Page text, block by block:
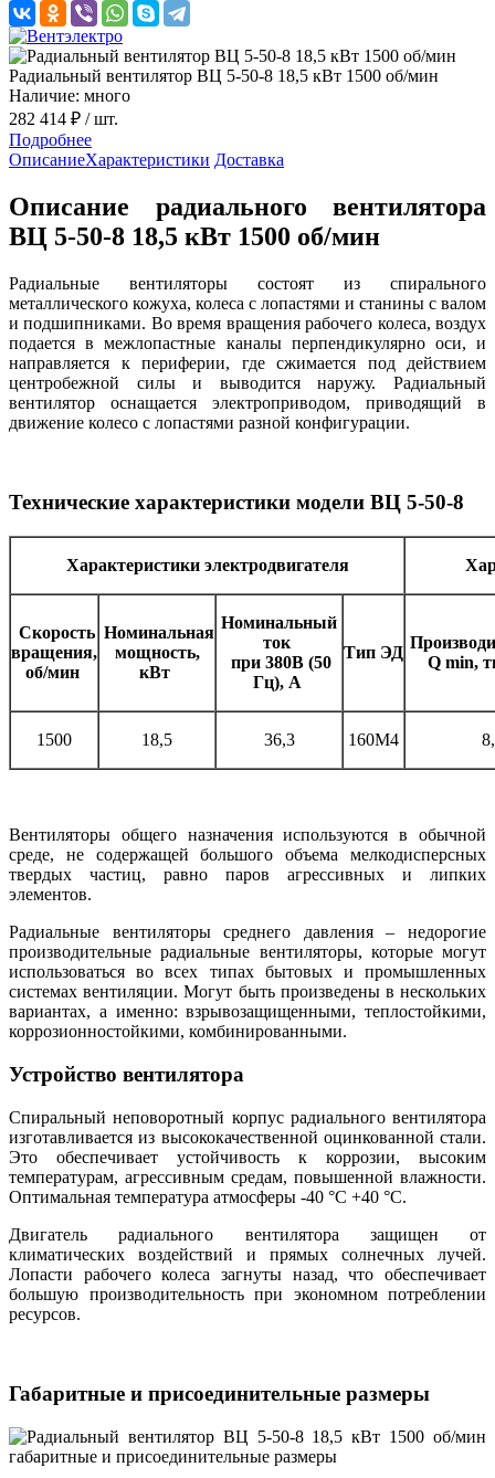
Радиальный вентилятор ВЦ 5-50-8 18,5 кВт 1500 об/мин
Наличие: много
282 414 ₽ / шт.
Подробнее
ОписаниеХарактеристики Доставка
Описание радиального вентилятора
ВЦ 5-50-8 18,5 кВт 1500 об/мин
Радиальные вентиляторы состоят из спирального
металлического кожуха, колеса с лопастями и станины с валом
и подшипниками. Во время вращения рабочего колеса, воздух
подается в межлопастные каналы перпендикулярно оси, и
направляется к периферии, где сжимается под действием
центробежной силы и выводится наружу. Радиальный
вентилятор оснащается электроприводом, приводящий в
движение колесо с лопастями разной конфигурации.
Технические характеристики модели ВЦ 5-50-8
Характеристики электродвигателя
Скорость
вращения,
об/мин
Номинальная
мощность,
кВт
Номинальный
ток
при 380В (50
Гц), А
Тип ЭД
Q min,
1500 18,5 36,3 160М4
Вентиляторы общего назначения используются в обычной
среде, не содержащей большого объема мелкодисперсных
твердых частиц, равно паров агрессивных и липких
элементов.
Радиальные вентиляторы среднего давления – недорогие
производительные радиальные вентиляторы, которые могут
использоваться во всех типах бытовых и промышленных
системах вентиляции. Могут быть произведены в нескольких
вариантах, а именно: взрывозащищенными, теплостойкими,
коррозионностойкими, комбинированными.
Устройство вентилятора
Спиральный неповоротный корпус радиального вентилятора
изготавливается из высококачественной оцинкованной стали.
Это обеспечивает устойчивость к коррозии, высоким
температурам, агрессивным средам, повышенной влажности.
Оптимальная температура атмосферы -40 °С +40 °С.
Двигатель радиального вентилятора защищен от
климатических воздействий и прямых солнечных лучей.
Лопасти рабочего колеса загнуты назад, что обеспечивает
большую производительность при экономном потреблении
ресурсов.
Габаритные и присоединительные размеры